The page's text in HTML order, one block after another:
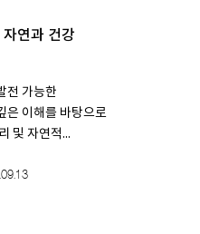
연과 건강
전 가능한
은 이해를 바탕으로
및 자연적...